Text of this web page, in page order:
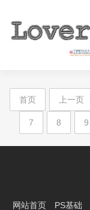
首页 上一页
7 8 9
网站首页 PS基础